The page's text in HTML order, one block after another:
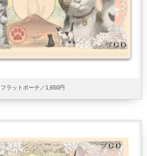
フラットポーチ／1,650円